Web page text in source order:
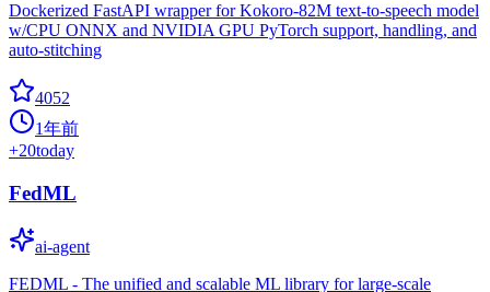
Dockerized FastAPI wrapper for Kokoro-82M text-to-speech model
w/CPU ONNX and NVIDIA GPU PyTorch support, handling, and
auto-stitching
4052
1年前
+20today
FedML
ai-agent
FEDML - The unified and scalable ML library for large-scale